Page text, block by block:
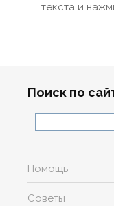
текста и
Поиск по
Помощь
Советы